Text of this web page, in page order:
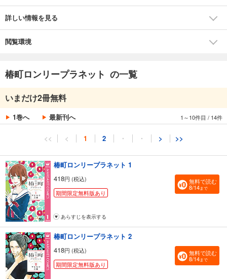
詳しい情報を見る
閲覧環境
椿町ロンリープラネット の一覧
いまだけ2冊無料
1巻へ 最新刊へ 1～10件目 / 14件
<< < 1 2 ・ ・ > >>
椿町ロンリープラネット 1
418円 (税込)
期間限定無料版あり
無料で読む
8/14まで
あらすじを表示する
椿町ロンリープラネット 2
418円 (税込)
期間限定無料版あり
無料で読む
8/14まで